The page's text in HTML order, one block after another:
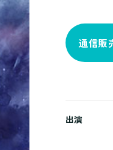
通信販
出演